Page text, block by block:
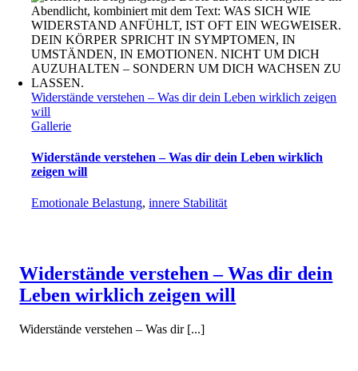
Widerstände verstehen – Was dir dein Leben wirklich zeigen
will
Gallerie
Widerstände verstehen – Was dir dein Leben wirklich
zeigen will
Emotionale Belastung,innere Stabilität
Widerstände verstehen – Was dir dein
Leben wirklich zeigen will
Widerstände verstehen – Was dir [...]